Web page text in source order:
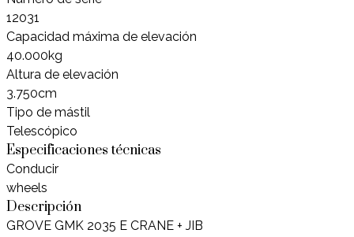
12031
Capacidad máxima de elevación
40.000kg
Altura de elevación
3.750cm
Tipo de mástil
Telescópico
Especificaciones técnicas
Conducir
wheels
Descripción
GROVE GMK 2035 E CRANE + JIB